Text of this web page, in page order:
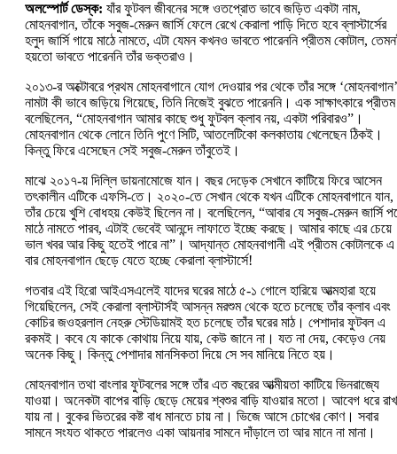
অলস্পোর্ট ডেস্ক: যাঁর ফুটবল জীবনের সঙ্গে ওতপ্রোত ভাবে জড়িত একটা নাম,
মোহনবাগান, তাঁকে সবুজ-মেরুন জার্সি ফেলে রেখে কেরালা পাড়ি দিতে হবে ব্লাস্টার্সের
হলুদ জার্সি গায়ে মাঠে নামতে, এটা যেমন কখনও ভাবতে পারেননি প্রীতম কোটাল,
হয়তো ভাবতে পারেননি তাঁর ভক্তরাও।
২০১৩-র অক্টোবরে প্রথম মোহনবাগানে যোগ দেওয়ার পর থেকে তাঁর সঙ্গে ‘মোহনবাগান’
নামটা কী ভাবে জড়িয়ে গিয়েছে, তিনি নিজেই বুঝতে পারেননি। এক সাক্ষাৎকারে প্রীতম
বলেছিলেন, “মোহনবাগান আমার কাছে শুধু ফুটবল ক্লাব নয়, একটা পরিবারও”।
মোহনবাগান থেকে লোনে তিনি পুণে সিটি, আতলেটিকো কলকাতায় খেলেছেন ঠিকই।
কিন্তু ফিরে এসেছেন সেই সবুজ-মেরুন তাঁবুতেই।
মাঝে ২০১৭-য় দিল্লি ডায়নামোজে যান। বছর দেড়েক সেখানে কাটিয়ে ফিরে আসেন
তৎকালীন এটিকে এফসি-তে। ২০২০-তে সেখান থেকে যখন এটিকে মোহনবাগানে যান,
তাঁর চেয়ে খুশি বোধহয় কেউই ছিলেন না। বলেছিলেন, “আবার যে সবুজ-মেরুন জার্সি
মাঠে নামতে পারব, এটাই ভেবেই আনন্দে লাফাতে ইচ্ছে করছে। আমার কাছে এর চেয়ে
ভাল খবর আর কিছু হতেই পারে না”। আদ্যান্ত মোহনবাগানী এই প্রীতম কোটালকে এ
বার মোহনবাগান ছেড়ে যেতে হচ্ছে কেরালা ব্লাস্টার্সে!
গতবার এই হিরো আইএসএলেই যাদের ঘরের মাঠে ৫-১ গোলে হারিয়ে আত্মহারা হয়ে
গিয়েছিলেন, সেই কেরালা ব্লাস্টার্সই আসন্ন মরশুম থেকে হতে চলেছে তাঁর ক্লাব এবং
কোচির জওহরলাল নেহরু স্টেডিয়ামই হত চলেছে তাঁর ঘরের মাঠ। পেশাদার ফুটবল এ
রকমই। কবে যে কাকে কোথায় নিয়ে যায়, কেউ জানে না। যত না দেয়, কেড়েও নেয়
অনেক কিছু। কিন্তু পেশাদার মানসিকতা দিয়ে সে সব মানিয়ে নিতে হয়।
মোহনবাগান তথা বাংলার ফুটবলের সঙ্গে তাঁর এত বছরের আত্মীয়তা কাটিয়ে ভিনরাজ্যে
যাওয়া। অনেকটা বাপের বাড়ি ছেড়ে মেয়ের শ্বশুর বাড়ি যাওয়ার মতো। আবেগ ধরে
যায় না। বুকের ভিতরের কষ্ট বাধ মানতে চায় না। ভিজে আসে চোখের কোণ। সবার
সামনে সংযত থাকতে পারলেও একা আয়নার সামনে দাঁড়ালে তা আর মানে না মানা।